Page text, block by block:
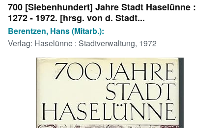
Meine Bestellungen
Detailsuche
Sammlungen
Antiquarische Bücher
Kunst & Sammlerstücke
Verkäufer werden
700 [Siebenhundert] Jahre Stadt Haselünne :
1272 - 1972. [hrsg. von d. Stadt...
Berentzen, Hans (Mitarb.):
Verlag: Haselünne : Stadtverwaltung, 1972